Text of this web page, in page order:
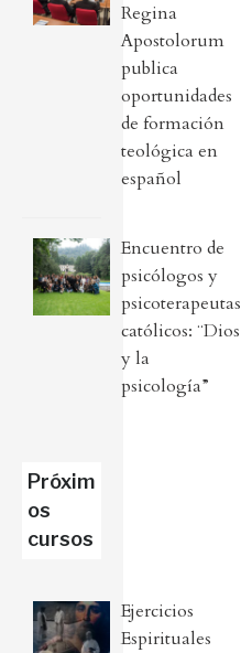
Regina
Apostolorum
publica
oportunidades
de formación
teológica en
español
Encuentro de
psicólogos y
psicoterapeutas
católicos: ¨Dios
y la
psicología”
Próxim
os
cursos
Ejercicios
Espirituales